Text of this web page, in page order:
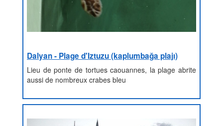
Dalyan - Plage d'Iztuzu (kaplumbağa plajı)
Lieu de ponte de tortues caouannes, la plage abrite
aussi de nombreux crabes bleu